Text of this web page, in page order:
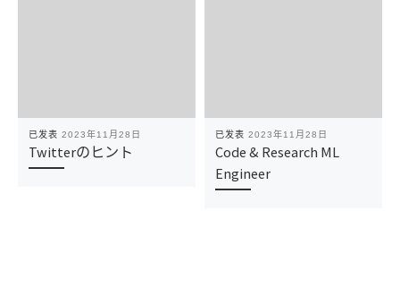
已发表 2023年11月28日
Twitterのヒント
已发表 2023年11月28日
Code & Research ML
Engineer